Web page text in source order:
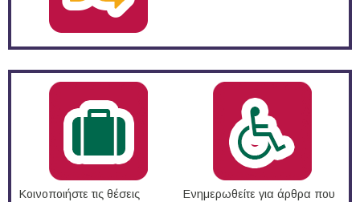
Κοινοποιήστε τις θέσεις
Ενημερωθείτε για άρθρα που